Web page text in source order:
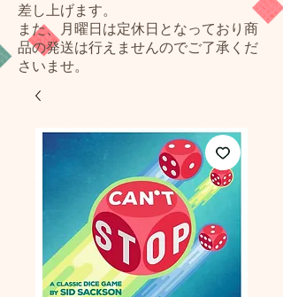
差し上げます。
また、月曜日は定休日となっており商
品の発送は行えませんのでご了承くだ
さいませ。